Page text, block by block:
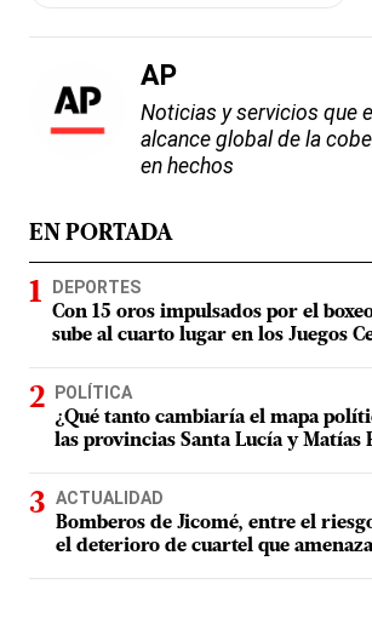
AP
Noticias y servicios que
alcance global de la
en hechos
EN PORTADA
DEPORTES
Con 15 oros impulsados por el
sube al cuarto lugar en los Juegos
POLÍTICA
¿Qué tanto cambiaría el mapa
las provincias Santa Lucía y Matías
ACTUALIDAD
Bomberos de Jicomé, entre el
el deterioro de cuartel que